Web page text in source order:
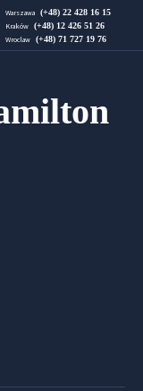
Warszawa (+48) 22 428 16 15
Kraków (+48) 12 426 51 26
Wroclaw (+48) 71 727 19 76